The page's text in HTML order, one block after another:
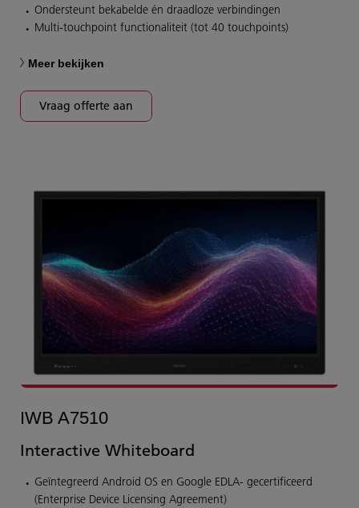
Ondersteunt bekabelde én draadloze verbindingen
Multi-touchpoint functionaliteit (tot 40 touchpoints)
Meer bekijken
Vraag offerte aan
IWB A7510
Interactive Whiteboard
Geïntegreerd Android OS en Google EDLA- gecertificeerd
(Enterprise Device Licensing Agreement)